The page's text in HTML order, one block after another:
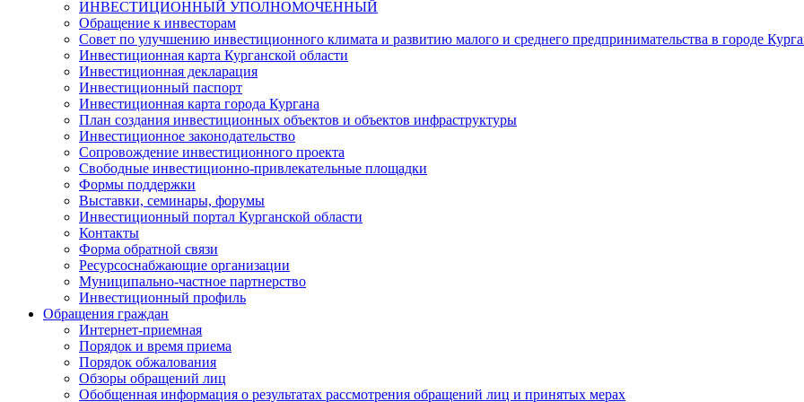
ИНВЕСТИЦИОННЫЙ УПОЛНОМОЧЕННЫЙ
Обращение к инвесторам
Совет по улучшению инвестиционного климата и развитию малого и среднего предпринимательства в городе
Инвестиционная карта Курганской области
Инвестиционная декларация
Инвестиционный паспорт
Инвестиционная карта города Кургана
План создания инвестиционных объектов и объектов инфраструктуры
Инвестиционное законодательство
Сопровождение инвестиционного проекта
Свободные инвестиционно-привлекательные площадки
Формы поддержки
Выставки, семинары, форумы
Инвестиционный портал Курганской области
Контакты
Форма обратной связи
Ресурсоснабжающие организации
Муниципально-частное партнерство
Инвестиционный профиль
Обращения граждан
Интернет-приемная
Порядок и время приема
Порядок обжалования
Обзоры обращений лиц
Обобщенная информация о результатах рассмотрения обращений лиц и принятых мерах